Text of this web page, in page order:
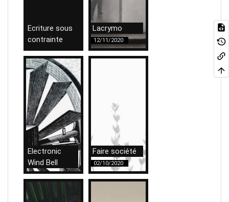
Ecriture sous
contrainte
12/11/2020
Lacrymo
12/11/2020
Electronic
Wind Bell
29/10/2020
Faire société
02/10/2020